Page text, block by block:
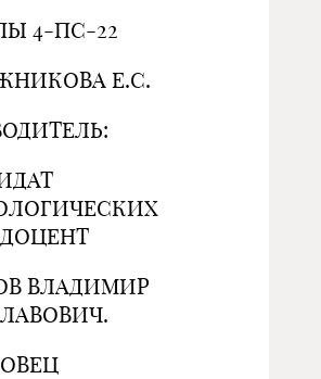
4-ПС-22
Е.С.
ВЛАДИМИР